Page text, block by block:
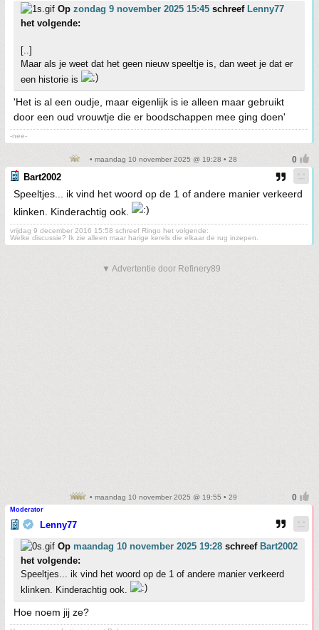
Op zondag 9 november 2025 15:45 schreef Lenny77
het volgende:
[..]
Maar als je weet dat het geen nieuw speeltje is, dan weet je dat er
een historie is
'Het is al een oudje, maar eigenlijk is ie alleen maar gebruikt
door een oud vrouwtje die er boodschappen mee ging doen'
-nee-
• maandag 10 november 2025 @ 19:28 • 28
Bart2002
Speeltjes... ik vind het woord op de 1 of andere manier verkeerd
klinken. Kinderachtig ook.
vrijdag 9 december 2016 15:58 schreef Ringo het volgende:
Welke discussie? Ik zie alleen maar harige kerels die elkaar de rug inzepen.
▼ Advertentie door Refinery89
• maandag 10 november 2025 @ 19:55 • 29
Moderator
Lenny77
Op maandag 10 november 2025 19:28 schreef Bart2002
het volgende:
Speeltjes... ik vind het woord op de 1 of andere manier verkeerd
klinken. Kinderachtig ook.
Hoe noem jij ze?